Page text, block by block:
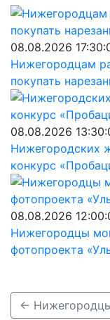
08.08.2026
Нижегородцам
покупать
08.08.2026
Нижегородских
конкурс
08.08.2026
Нижегородцы
фотопроекта